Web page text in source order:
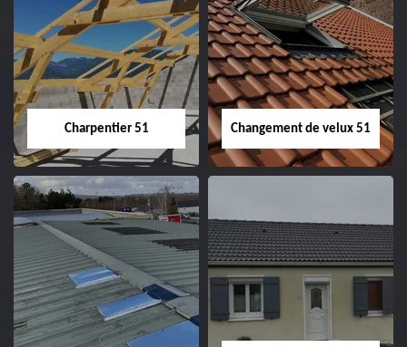
Entreprise de
couverture 51
Démoussage de
toiture 51
Charpentier 51
Charpentier 51
Changement de velux 51
Changement de
velux 51